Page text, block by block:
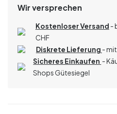
Wir versprechen
Kostenloser Versand -
CHF
Diskrete Lieferung -
Sicheres Einkaufen -
Shops Gütesiegel